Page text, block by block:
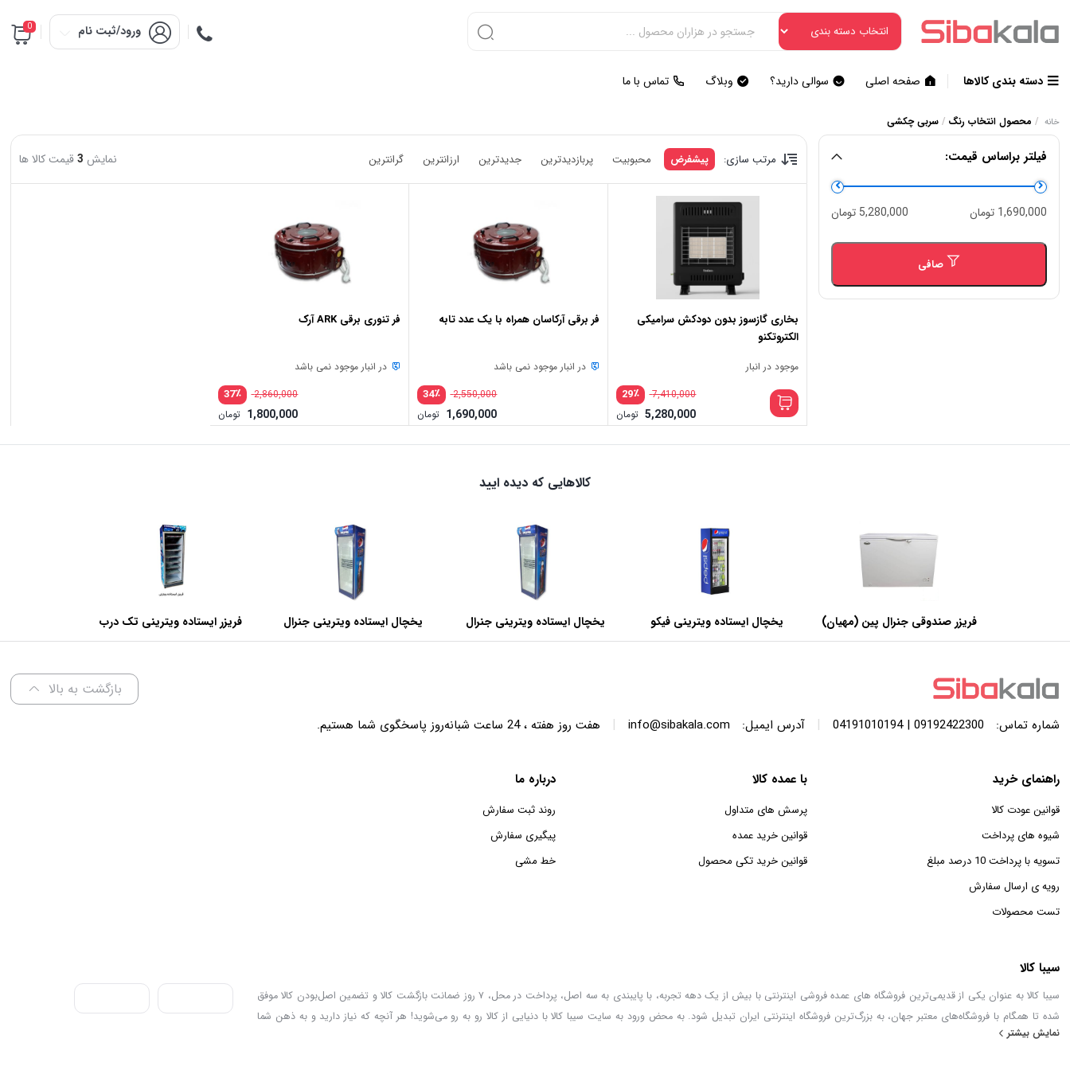
ورود/ثبت نام 0
دسته بندی کالاها صفحه اصلی سوالی دارید؟ وبلاگ تماس با ما
خانه / محصول انتخاب رنگ /سربی چکشی
فیلتر براساس قیمت:
حداقل
قیمت
حداكثر
قيمت
صافی
1,690,000 تومان 5,280,000 تومان
مرتب سازی: پیشفرض محبوبیت پربازدیدترین جدیدترین ارزانترین گرانترین نمایش 3 قیمت کالا ها
بخاری گازسوز بدون دودکش سرامیکی
الکتروتکنو
موجود در انبار
٪29 7,410,000
5,280,000 تومان
فر برقی آرکاسان همراه با یک عدد تابه
در انبار موجود نمی باشد
٪34 2,550,000
1,690,000 تومان
فر تنوری برقی ARK آرک
در انبار موجود نمی باشد
٪37 2,860,000
1,800,000 تومان
کالاهایی که دیده ایید
فریزر صندوقی جنرال پین (مهیان)
با ظرفیت 440 لیتر
یخچال ایستاده ویترینی فیکو
عرض 60 سانتی متر
یخچال ایستاده ویترینی جنرال
عرض 60 سانتی متر
یخچال ایستاده ویترینی جنرال
عرض 70 سانتی متر
فریزر ایستاده ویترینی تک درب
عرض 70 سانتی متر
بازگشت به بالا
شماره تماس: 09192422300 | 04191010194
| آدرس ایمیل: info@sibakala.com
| هفت روز هفته ، 24 ساعت شبانه‌روز پاسخگوی شما هستیم.
راهنمای خرید
قوانین عودت کالا
شیوه های پرداخت
تسویه با پرداخت 10 درصد مبلغ
رویه ی ارسال سفارش
تست محصولات
با عمده کالا
پرسش های متداول
قوانین خرید عمده
قوانین خرید تکی محصول
درباره ما
روند ثبت سفارش
پیگیری سفارش
خط مشی
سیبا کالا
سیبا کالا به عنوان یکی از قدیمی‌ترین فروشگاه های عمده فروشی اینترنتی با بیش از یک دهه تجربه، با پایبندی به سه اصل، پرداخت در محل، ۷ روز ضمانت بازگشت کالا و تضمین اصل‌بودن کالا موفق
شده تا همگام با فروشگاه‌های معتبر جهان، به بزرگ‌ترین فروشگاه اینترنتی ایران تبدیل شود. به محض ورود به سایت سیبا کالا با دنیایی از کالا رو به رو می‌شوید! هر آنچه که نیاز دارید و به ذهن شما
خطور می‌کند در اینجا پیدا خواهید کرد.
نمایش بیشتر